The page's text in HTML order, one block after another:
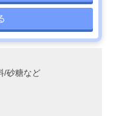
/砂糖など